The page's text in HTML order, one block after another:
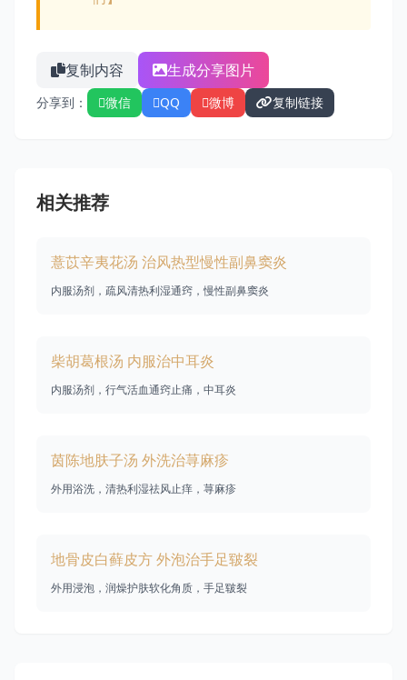
复制内容 生成分享图片
分享到： 微信 QQ 微博 复制链接
相关推荐
薏苡辛夷花汤 治风热型慢性副鼻窦炎
内服汤剂，疏风清热利湿通窍，慢性副鼻窦炎
柴胡葛根汤 内服治中耳炎
内服汤剂，行气活血通窍止痛，中耳炎
茵陈地肤子汤 外洗治荨麻疹
外用浴洗，清热利湿祛风止痒，荨麻疹
地骨皮白藓皮方 外泡治手足皲裂
外用浸泡，润燥护肤软化角质，手足皲裂